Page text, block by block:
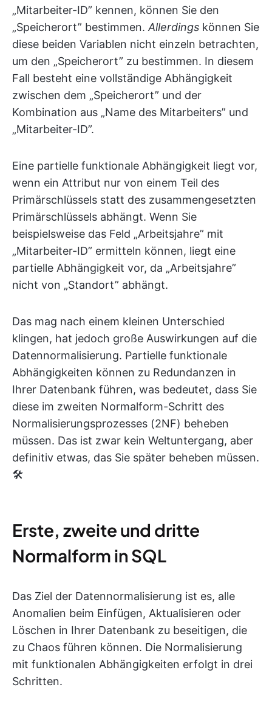
„Mitarbeiter-ID” kennen, können Sie den
„Speicherort” bestimmen. Allerdings können Sie
diese beiden Variablen nicht einzeln betrachten,
um den „Speicherort” zu bestimmen. In diesem
Fall besteht eine vollständige Abhängigkeit
zwischen dem „Speicherort” und der
Kombination aus „Name des Mitarbeiters” und
„Mitarbeiter-ID”.
Eine partielle funktionale Abhängigkeit liegt vor,
wenn ein Attribut nur von einem Teil des
Primärschlüssels statt des zusammengesetzten
Primärschlüssels abhängt. Wenn Sie
beispielsweise das Feld „Arbeitsjahre” mit
„Mitarbeiter-ID” ermitteln können, liegt eine
partielle Abhängigkeit vor, da „Arbeitsjahre”
nicht von „Standort” abhängt.
Das mag nach einem kleinen Unterschied
klingen, hat jedoch große Auswirkungen auf die
Datennormalisierung. Partielle funktionale
Abhängigkeiten können zu Redundanzen in
Ihrer Datenbank führen, was bedeutet, dass Sie
diese im zweiten Normalform-Schritt des
Normalisierungsprozesses (2NF) beheben
müssen. Das ist zwar kein Weltuntergang, aber
definitiv etwas, das Sie später beheben müssen.
🛠️
Erste, zweite und dritte
Normalform in SQL
Das Ziel der Datennormalisierung ist es, alle
Anomalien beim Einfügen, Aktualisieren oder
Löschen in Ihrer Datenbank zu beseitigen, die
zu Chaos führen können. Die Normalisierung
mit funktionalen Abhängigkeiten erfolgt in drei
Schritten.